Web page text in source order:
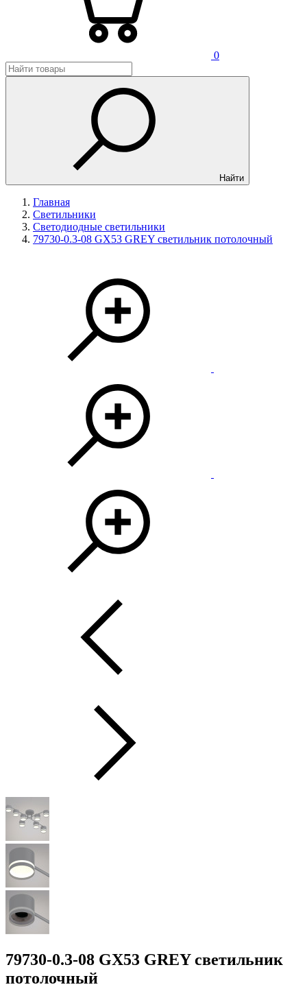
0
Найти
Главная
Светильники
Светодиодные светильники
79730-0.3-08 GX53 GREY светильник потолочный
79730-0.3-08 GX53 GREY светильник
потолочный